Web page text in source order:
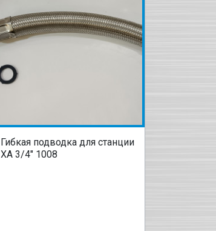
Гибкая подводка для станции
XA 3/4" 1008